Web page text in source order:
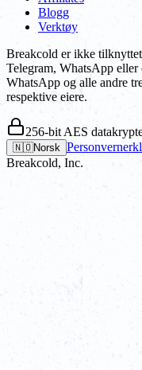
Blogg
Verktøy
Breakcold er ikke
Telegram, WhatsApp eller
WhatsApp og alle andre
respektive eiere.
256-bit AES
🇳🇴Norsk
Breakcold, Inc.